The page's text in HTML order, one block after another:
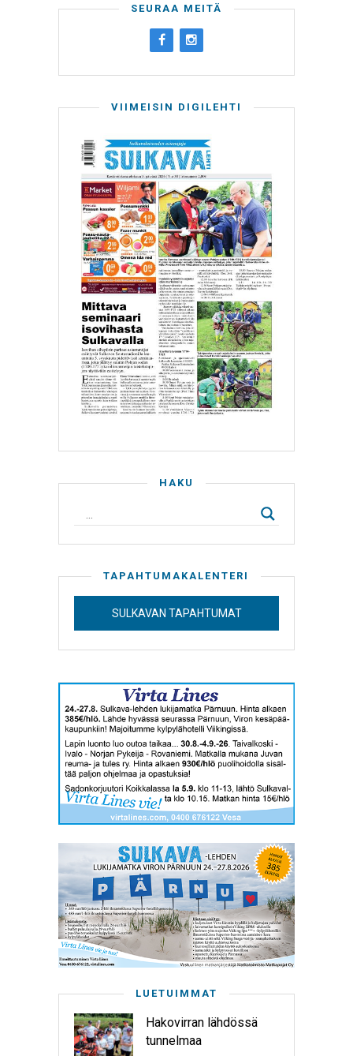
SEURAA MEITÄ
VIIMEISIN DIGILEHTI
HAKU
TAPAHTUMAKALENTERI
SULKAVAN TAPAHTUMAT
LUETUIMMAT
Hakovirran lähdössä
tunnelmaa